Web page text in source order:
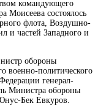
командующего
Моисеева состоялось
флота, Воздушно-
и частей Западного и
обороны
военно-политического
генерал-
Министра обороны
Бек Евкуров.